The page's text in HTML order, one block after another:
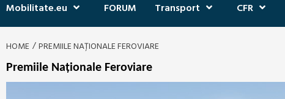
Mobilitate.eu FORUM Transport CFR
HOME PREMIILE NAȚIONALE FEROVIARE
Premiile Naționale Feroviare